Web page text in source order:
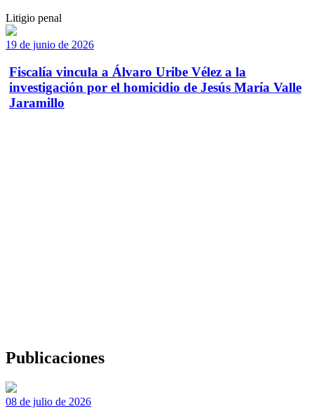
Litigio penal
19 de junio de 2026
Fiscalía vincula a Álvaro Uribe Vélez a la
investigación por el homicidio de Jesús María Valle
Jaramillo
Publicaciones
08 de julio de 2026